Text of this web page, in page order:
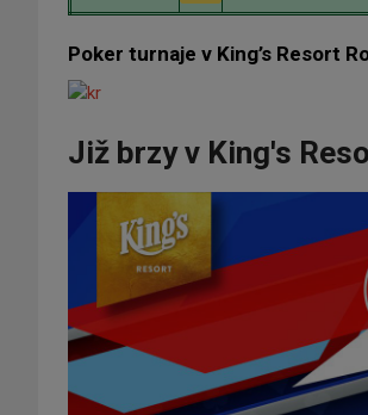
Poker turnaje v King’s Resort
Již brzy v King's